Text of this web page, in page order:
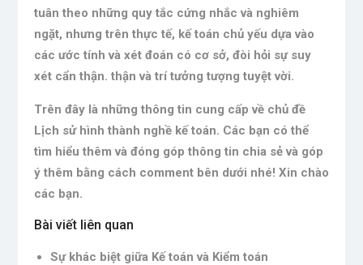
tuân theo những quy tắc cứng nhắc và nghiêm
ngặt, nhưng trên thực tế, kế toán chủ yếu dựa vào
các ước tính và xét đoán có cơ sở, đòi hỏi sự suy
xét cẩn thận. thận và trí tưởng tượng tuyệt vời.
Trên đây là những thông tin cung cấp về chủ đề
Lịch sử hình thành nghề kế toán. Các bạn có thể
tìm hiểu thêm và đóng góp thông tin chia sẻ và góp
ý thêm bằng cách comment bên dưới nhé! Xin chào
các bạn.
Bài viết liên quan
Sự khác biệt giữa Kế toán và Kiểm toán